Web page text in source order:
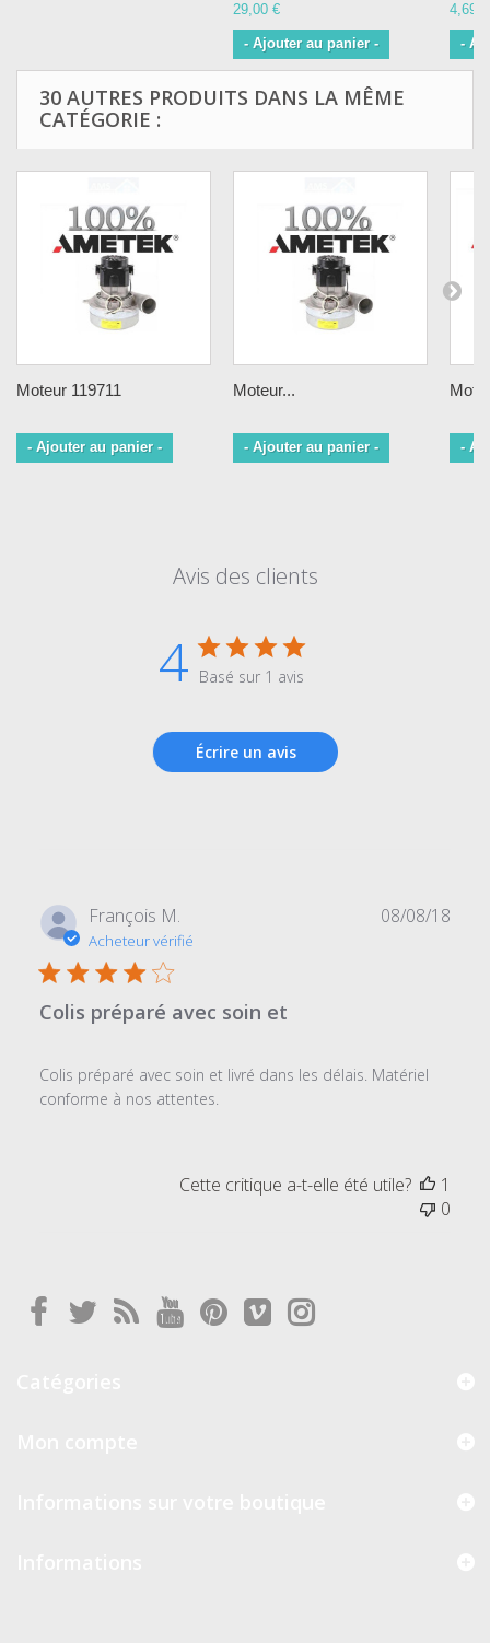
29,00 €
- Ajouter au panier -
4,69 €
-
30 AUTRES PRODUITS DANS LA MÊME
CATÉGORIE :
Moteur 119711
- Ajouter au panier -
Moteur...
- Ajouter au panier - -
Avis des clients
4 Basé sur 1 avis
Écrire un avis
François M.
Acheteur vérifié
Colis préparé avec soin et
Colis préparé avec soin et livré dans les délais. Matériel
conforme à nos attentes.
08/08/18
Cette critique a-t-elle été utile?
1
0